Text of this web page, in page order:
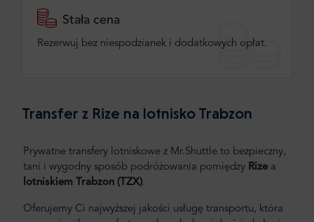
Stała cena
Rezerwuj bez niespodzianek i dodatkowych opłat.
Transfer z Rize na lotnisko Trabzon
Prywatne transfery lotniskowe z Mr.Shuttle to bezpieczny,
tani i wygodny sposób podróżowania pomiędzy Rize a
lotniskiem Trabzon (TZX).
Oferujemy Ci najwyższej jakości usługę transportu, która